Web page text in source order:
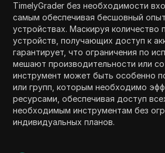
TimelyGrader без необходимости
самым обеспечивая бесшовный
устройствах. Маскируя количество
устройств, получающих доступ к
гарантирует, что ограничения по
мешают производительности или
инструмент может быть особенно
или групп, которым необходимо
ресурсами, обеспечивая доступ
необходимым инструментам без
индивидуальных планов.